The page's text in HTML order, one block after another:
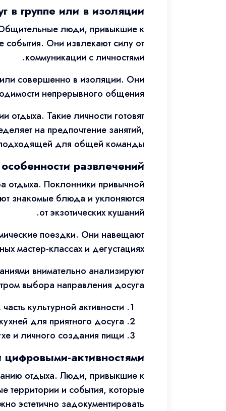
в группе или в изоляции
люди, привыкшие к
события. Они извлекают силу от
коммуникации с личностями.
совершенно в изоляции. Они
непрерывного общения.
отдыха. Такие личности готовят
на предпочтение занятий,
для общей команды.
развлечений
отдыха. Поклонники привычной
знакомые блюда и уклоняются
от экзотических кушаний.
поездки. Они навещают
мастер-классах и дегустациях.
внимательно анализируют
выбора направления досуга.
культурной активности
для приятного досуга
и личного создания пищи
активностями
отдыха. Люди, привыкшие к
территории и события, которые
эстетично задокументировать.